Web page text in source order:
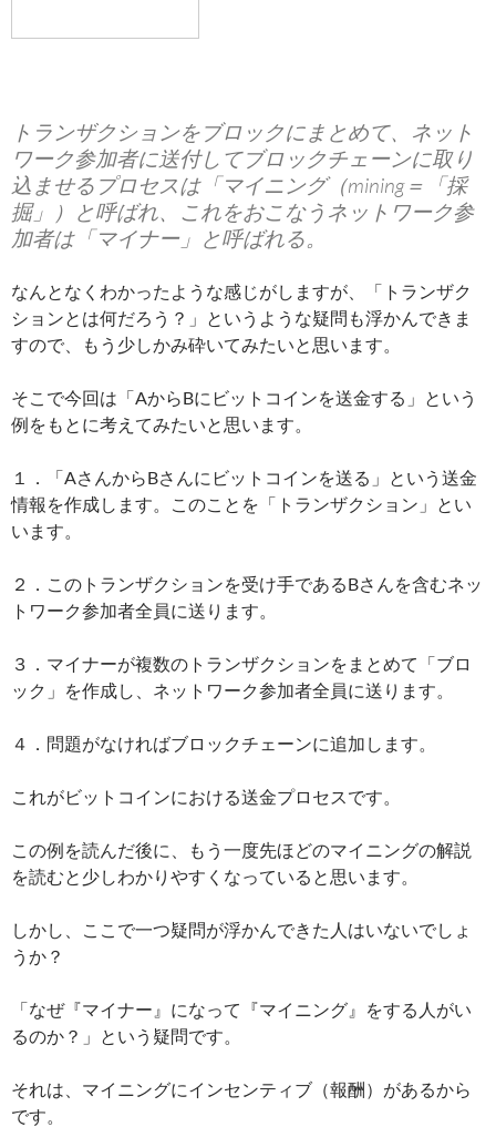
トランザクションをブロックにまとめて、ネット
ワーク参加者に送付してブロックチェーンに取り
込ませるプロセスは「マイニング（mining＝「採
掘」）と呼ばれ、これをおこなうネットワーク参
加者は「マイナー」と呼ばれる。
なんとなくわかったような感じがしますが、「トランザク
ションとは何だろう？」というような疑問も浮かんできま
すので、もう少しかみ砕いてみたいと思います。
そこで今回は「AからBにビットコインを送金する」という
例をもとに考えてみたいと思います。
１．「AさんからBさんにビットコインを送る」という送金
情報を作成します。このことを「トランザクション」とい
います。
２．このトランザクションを受け手であるBさんを含むネッ
トワーク参加者全員に送ります。
３．マイナーが複数のトランザクションをまとめて「ブロ
ック」を作成し、ネットワーク参加者全員に送ります。
４．問題がなければブロックチェーンに追加します。
これがビットコインにおける送金プロセスです。
この例を読んだ後に、もう一度先ほどのマイニングの解説
を読むと少しわかりやすくなっていると思います。
しかし、ここで一つ疑問が浮かんできた人はいないでしょ
うか？
「なぜ『マイナー』になって『マイニング』をする人がい
るのか？」という疑問です。
それは、マイニングにインセンティブ（報酬）があるから
です。